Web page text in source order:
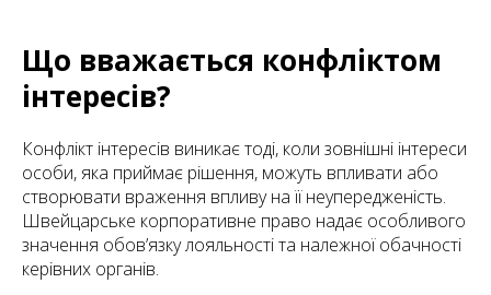
Що вважається конфліктом
інтересів?
Конфлікт інтересів виникає тоді, коли зовнішні інтереси
особи, яка приймає рішення, можуть впливати або
створювати враження впливу на її неупередженість.
Швейцарське корпоративне право надає особливого
значення обов’язку лояльності та належної обачності
керівних органів.